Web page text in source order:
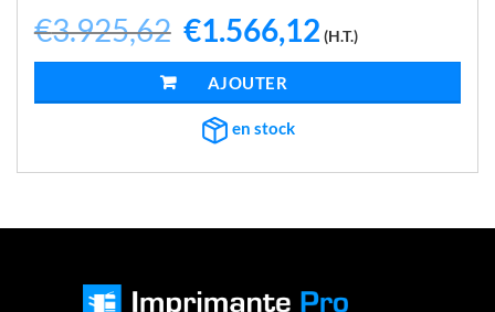
€3.925,62 Le
prix
initial
était :
€3.925,62.
€1.566,12 Le
prix
actuel
€1.566,12.
(H.T.)
AJOUTER AU PANIER
en stock